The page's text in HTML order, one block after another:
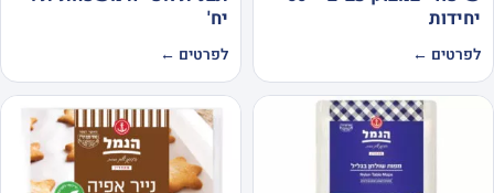
יחידות
לפרטים ←
יח'
לפרטים ←